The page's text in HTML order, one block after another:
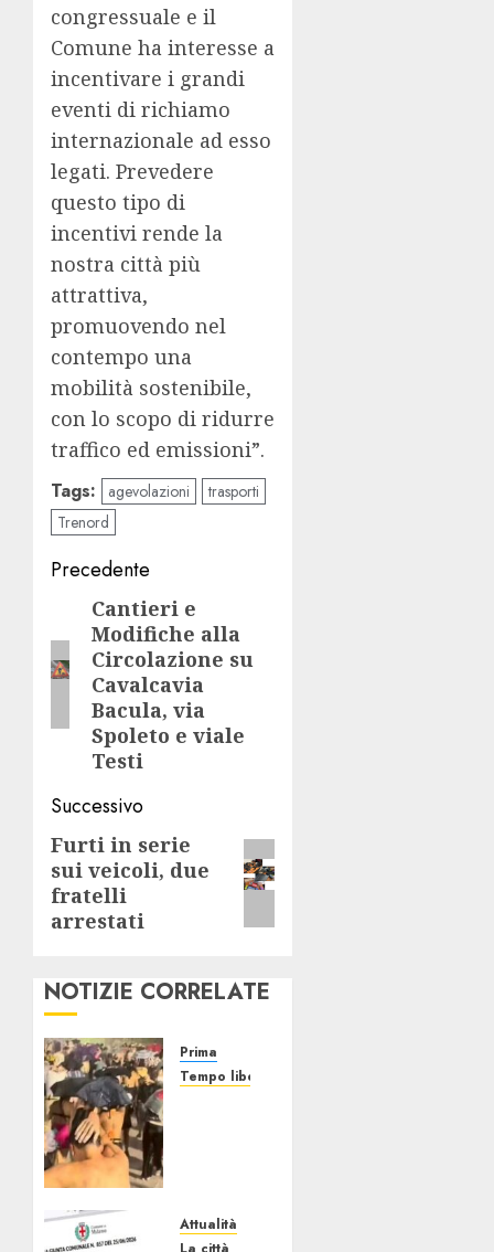
congressuale e il
Comune ha interesse a
incentivare i grandi
eventi di richiamo
internazionale ad esso
legati. Prevedere
questo tipo di
incentivi rende la
nostra città più
attrattiva,
promuovendo nel
contempo una
mobilità sostenibile,
con lo scopo di ridurre
traffico ed emissioni”.
Tags: agevolazioni
trasporti
Trenord
Navigazione
articolo
Precedente
Articolo
precedente:
Cantieri e
Modifiche alla
Circolazione su
Cavalcavia
Bacula, via
Spoleto e viale
Testi
Successivo
Articolo
successivo:
Furti in serie
sui veicoli, due
fratelli
arrestati
NOTIZIE CORRELATE
Prima
Tempo libero
Evacuazione
Attualità